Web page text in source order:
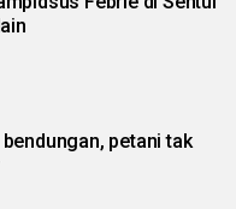
petani tak